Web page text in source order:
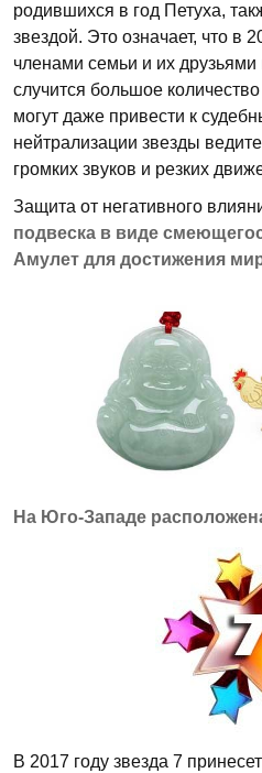
родившихся в год Петуха,
звездой. Это означает, что в
членами семьи и их друзьями
случится большое
могут даже привести к
нейтрализации звезды
громких звуков и резких
Защита от негативного
подвеска в виде
Амулет для достижения
На Юго-Западе
В 2017 году звезда 7